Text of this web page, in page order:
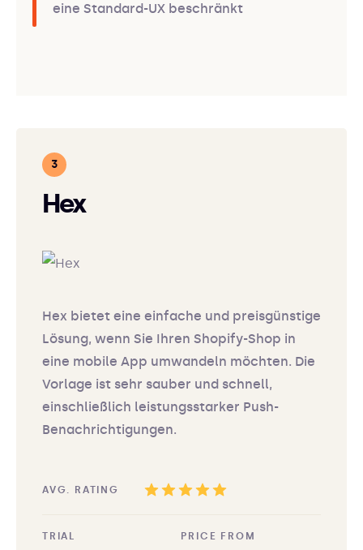
eine Standard-UX beschränkt
Hex
Hex bietet eine einfache und preisgünstige
Lösung, wenn Sie Ihren Shopify-Shop in
eine mobile App umwandeln möchten. Die
Vorlage ist sehr sauber und schnell,
einschließlich leistungsstarker Push-
Benachrichtigungen.
AVG. RATING
TRIAL
PRICE FROM